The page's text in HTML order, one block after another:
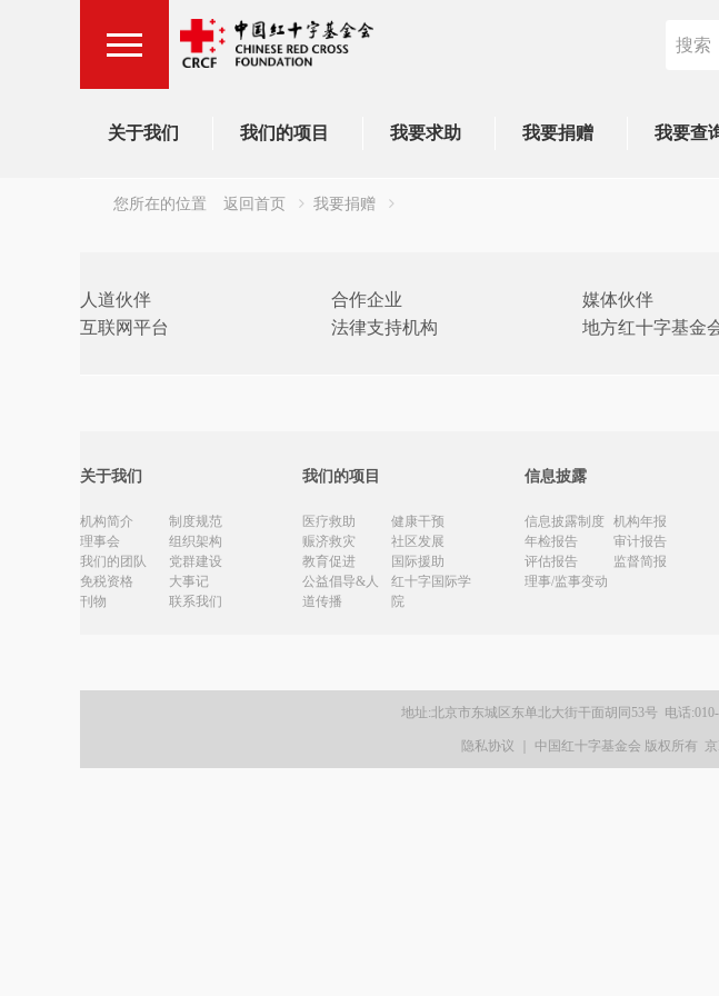
关于我们 我们的项目 我要求助 我要捐赠 我要查
您所在的位置 返回首页 我要捐赠
人道伙伴 合作企业 媒体伙伴
互联网平台
法律支持机构 地方红十字基金
关于我们
机构简介
制度规范
理事会
组织架构
我们的团队
党群建设
免税资格
大事记
刊物
联系我们
我们的项目
医疗救助
健康干预
赈济救灾
社区发展
教育促进
国际援助
公益倡导&人
道传播
红十字国际学
院
信息披露
信息披露制度 机构年报
年检报告
审计报告
评估报告
监督简报
理事/监事变动
地址:北京市东城区东单北大街干面胡同53号 电话
隐私协议 ｜ 中国红十字基金会 版权所有